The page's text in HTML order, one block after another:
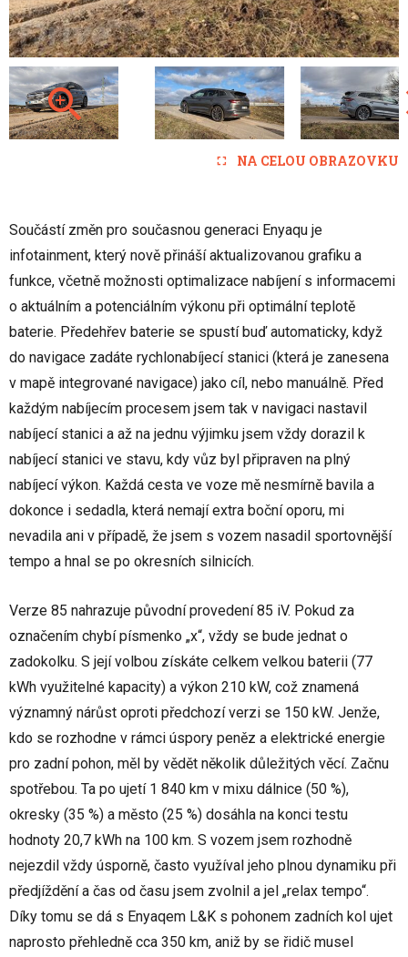
NA CELOU OBRAZOVKU
Součástí změn pro současnou generaci Enyaqu je
infotainment, který nově přináší aktualizovanou grafiku a
funkce, včetně možnosti optimalizace nabíjení s informacemi
o aktuálním a potenciálním výkonu při optimální teplotě
baterie. Předehřev baterie se spustí buď automaticky, když
do navigace zadáte rychlonabíjecí stanici (která je zanesena
v mapě integrované navigace) jako cíl, nebo manuálně. Před
každým nabíjecím procesem jsem tak v navigaci nastavil
nabíjecí stanici a až na jednu výjimku jsem vždy dorazil k
nabíjecí stanici ve stavu, kdy vůz byl připraven na plný
nabíjecí výkon. Každá cesta ve voze mě nesmírně bavila a
dokonce i sedadla, která nemají extra boční oporu, mi
nevadila ani v případě, že jsem s vozem nasadil sportovnější
tempo a hnal se po okresních silnicích.
Verze 85 nahrazuje původní provedení 85 iV. Pokud za
označením chybí písmenko „x“, vždy se bude jednat o
zadokolku. S její volbou získáte celkem velkou baterii (77
kWh využitelné kapacity) a výkon 210 kW, což znamená
významný nárůst oproti předchozí verzi se 150 kW. Jenže,
kdo se rozhodne v rámci úspory peněz a elektrické energie
pro zadní pohon, měl by vědět několik důležitých věcí. Začnu
spotřebou. Ta po ujetí 1 840 km v mixu dálnice (50 %),
okresky (35 %) a město (25 %) dosáhla na konci testu
hodnoty 20,7 kWh na 100 km. S vozem jsem rozhodně
nejezdil vždy úsporně, často využíval jeho plnou dynamiku při
předjíždění a čas od času jsem zvolnil a jel „relax tempo“.
Díky tomu se dá s Enyaqem L&K s pohonem zadních kol ujet
naprosto přehledně cca 350 km, aniž by se řidič musel